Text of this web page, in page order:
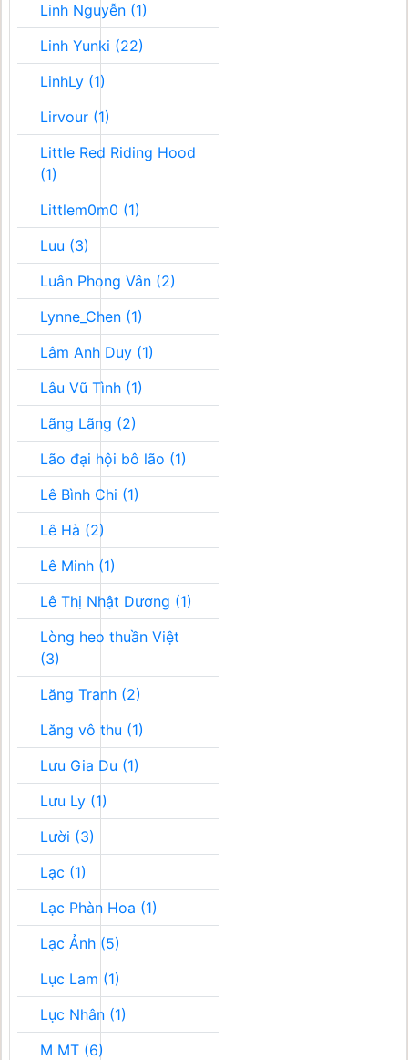
Linh Nguyễn (1)
Linh Yunki (22)
LinhLy (1)
Lirvour (1)
Little Red Riding Hood
(1)
Littlem0m0 (1)
Luu (3)
Luân Phong Vân (2)
Lynne_Chen (1)
Lâm Anh Duy (1)
Lâu Vũ Tình (1)
Lãng Lãng (2)
Lão đại hội bô lão (1)
Lê Bình Chi (1)
Lê Hà (2)
Lê Minh (1)
Lê Thị Nhật Dương (1)
Lòng heo thuần Việt
(3)
Lăng Tranh (2)
Lăng vô thu (1)
Lưu Gia Du (1)
Lưu Ly (1)
Lười (3)
Lạc (1)
Lạc Phàn Hoa (1)
Lạc Ảnh (5)
Lục Lam (1)
Lục Nhân (1)
M MT (6)